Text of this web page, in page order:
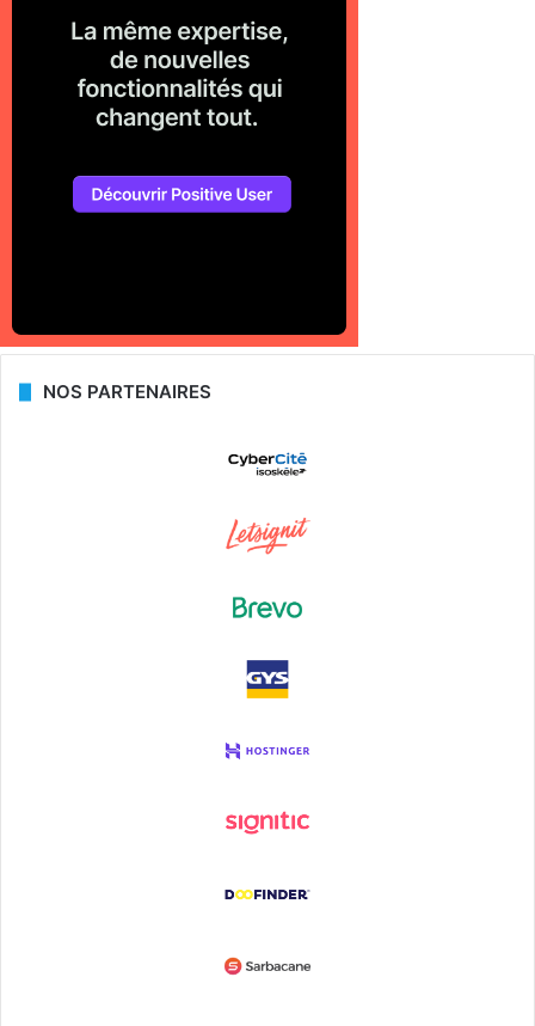
NOS PARTENAIRES